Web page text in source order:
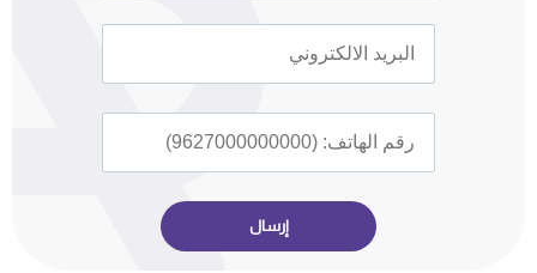
إرسال